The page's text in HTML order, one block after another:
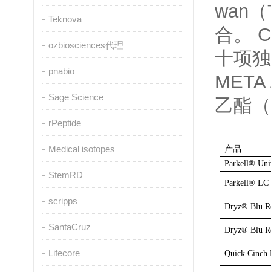
Teknova
ozbiosciences代理
pnabio
Sage Science
rPeptide
Medical isotopes
StemRD
scripps
SantaCruz
Lifecore
wan
合。
十项
乙酯
产品
Parkell®
Parkell® LC
Dryz® Blu
Dryz® Blu
Quick Cinch